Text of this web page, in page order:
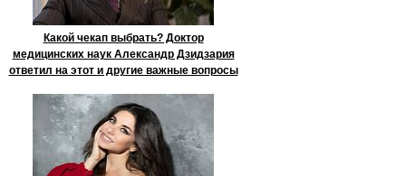
Какой чекап выбрать? Доктор
медицинских наук Александр Дзидзария
ответил на этот и другие важные вопросы